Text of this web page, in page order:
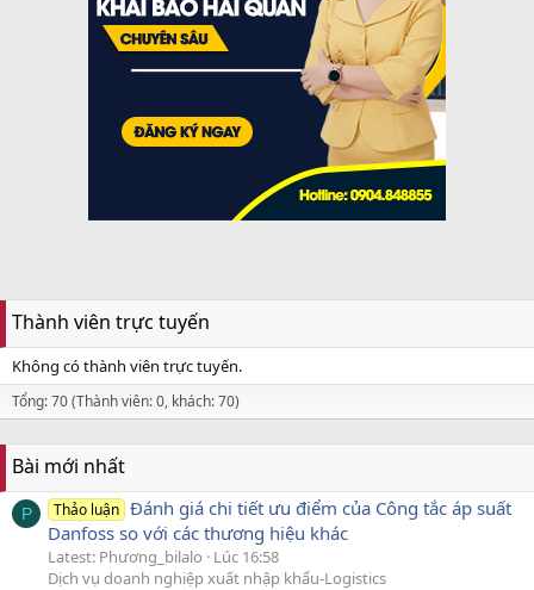
Thành viên trực tuyến
Không có thành viên trực tuyến.
Tổng: 70 (Thành viên: 0, khách: 70)
Bài mới nhất
P Thảo luận Đánh giá chi tiết ưu điểm của Công tắc áp suất
Danfoss so với các thương hiệu khác
Latest: Phương_bilalo
Lúc 16:58
Dịch vụ doanh nghiệp xuất nhập khẩu-Logistics